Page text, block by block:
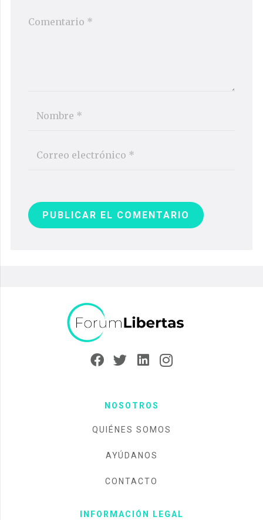
PUBLICAR EL COMENTARIO
NOSOTROS
QUIÉNES SOMOS
AYÚDANOS
CONTACTO
INFORMACIÓN LEGAL